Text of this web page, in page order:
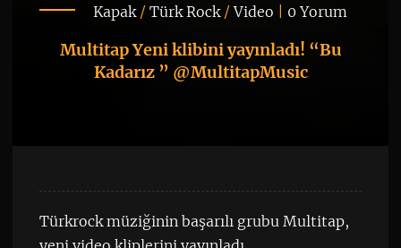
Kapak/ Türk Rock/Video 0 Yorum
Multitap Yeni klibini yayınladı! “Bu
Kadarız ” @MultitapMusic
Türkrock müziğinin başarılı grubu Multitap,